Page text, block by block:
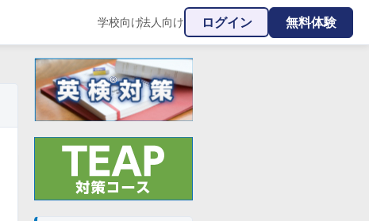
学校向け|法人向け ログイン 無料体験